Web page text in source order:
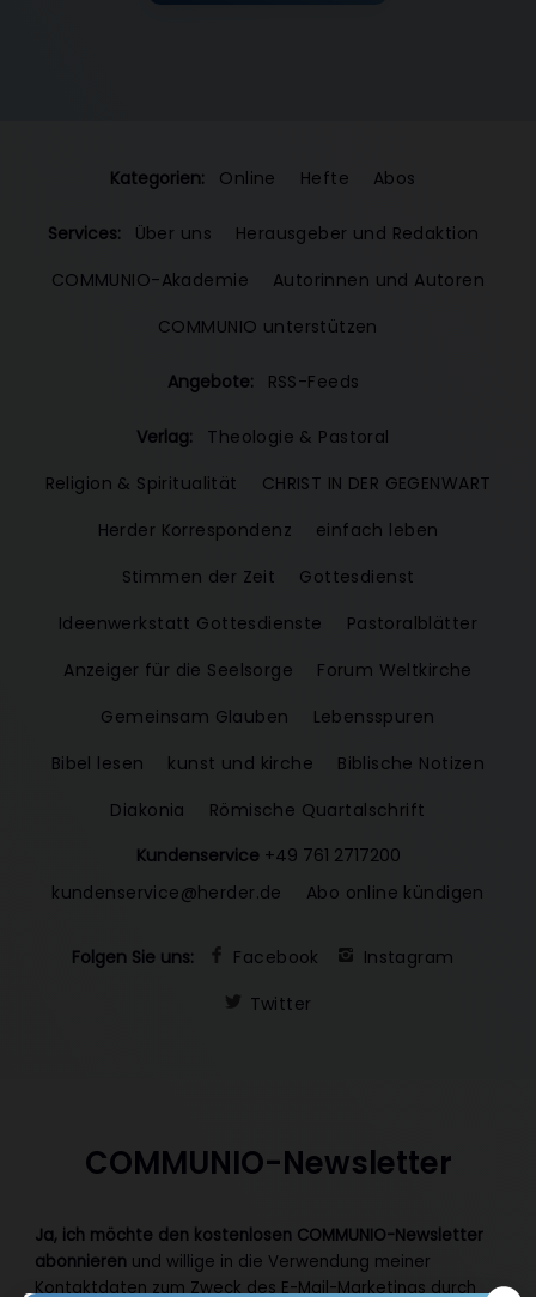
Kategorien: Online Hefte Abos
Services: Über uns
Herausgeber und Redaktion
COMMUNIO-Akademie
Autorinnen und Autoren
COMMUNIO unterstützen
Angebote: RSS-Feeds
Verlag:
Theologie & Pastoral
Religion & Spiritualität
CHRIST IN DER GEGENWART
Herder Korrespondenz
einfach leben
Stimmen der Zeit
Gottesdienst
Ideenwerkstatt Gottesdienste
Pastoralblätter
Anzeiger für die Seelsorge
Forum Weltkirche
Gemeinsam Glauben
Lebensspuren
Bibel lesen
kunst und kirche
Biblische Notizen
Diakonia
Römische Quartalschrift
Kundenservice +49 761 2717200
kundenservice@herder.de
Abo online kündigen
Folgen Sie uns: Facebook
Instagram
Twitter
COMMUNIO-Newsletter
Ja, ich möchte den kostenlosen COMMUNIO-Newsletter
abonnieren und willige in die Verwendung meiner
Kontaktdaten zum Zweck des E-Mail-Marketings durch